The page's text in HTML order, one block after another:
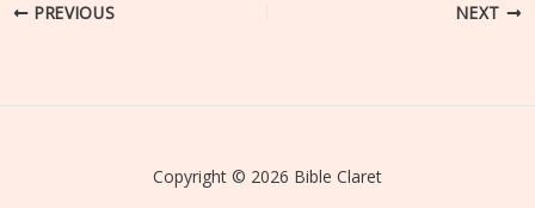
PREVIOUS NEXT
Copyright © 2026 Bible Claret